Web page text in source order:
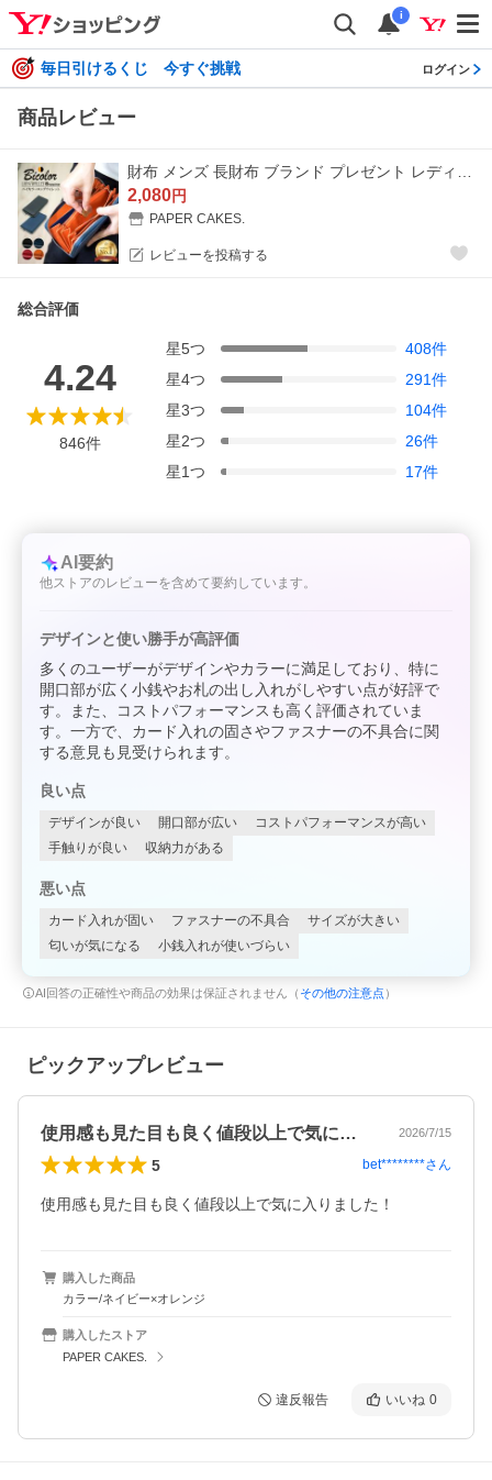
i
毎日引けるくじ 今すぐ挑戦 ログイン
商品レビュー
2,080円
PAPER CAKES.
レビューを投稿する
総合評価
4.24
846件
星5つ 408件
星4つ 291件
星3つ 104件
星2つ 26件
星1つ 17件
AI要約
他ストアのレビューを含めて要約しています。
デザインと使い勝手が高評価
多くのユーザーがデザインやカラーに満足しており、特に
開口部が広く小銭やお札の出し入れがしやすい点が好評で
す。また、コストパフォーマンスも高く評価されていま
す。一方で、カード入れの固さやファスナーの不具合に関
する意見も見受けられます。
良い点
デザインが良い 開口部が広い
コストパフォーマンスが高い
手触りが良い
収納力がある
悪い点
カード入れが固い ファスナーの不具合
サイズが大きい
匂いが気になる
小銭入れが使いづらい
AI回答の正確性や商品の効果は保証されません（ その他の注意点 ）
ピックアップレビュー
使用感も見た目も良く値段以上で気に入り… 2026/7/15
5 bet********さん
使用感も見た目も良く値段以上で気に入りました！
購入した商品
カラー/ネイビー×オレンジ
購入したストア
PAPER CAKES.
違反報告 いいね 0